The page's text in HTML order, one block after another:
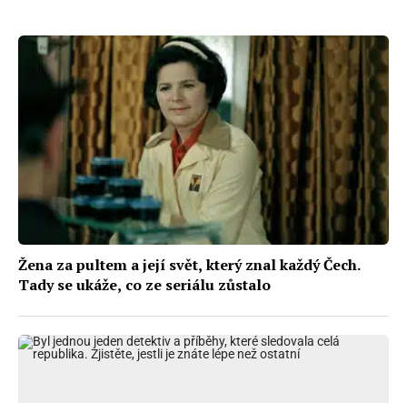
Žena za pultem a její svět, který znal každý Čech.
Tady se ukáže, co ze seriálu zůstalo